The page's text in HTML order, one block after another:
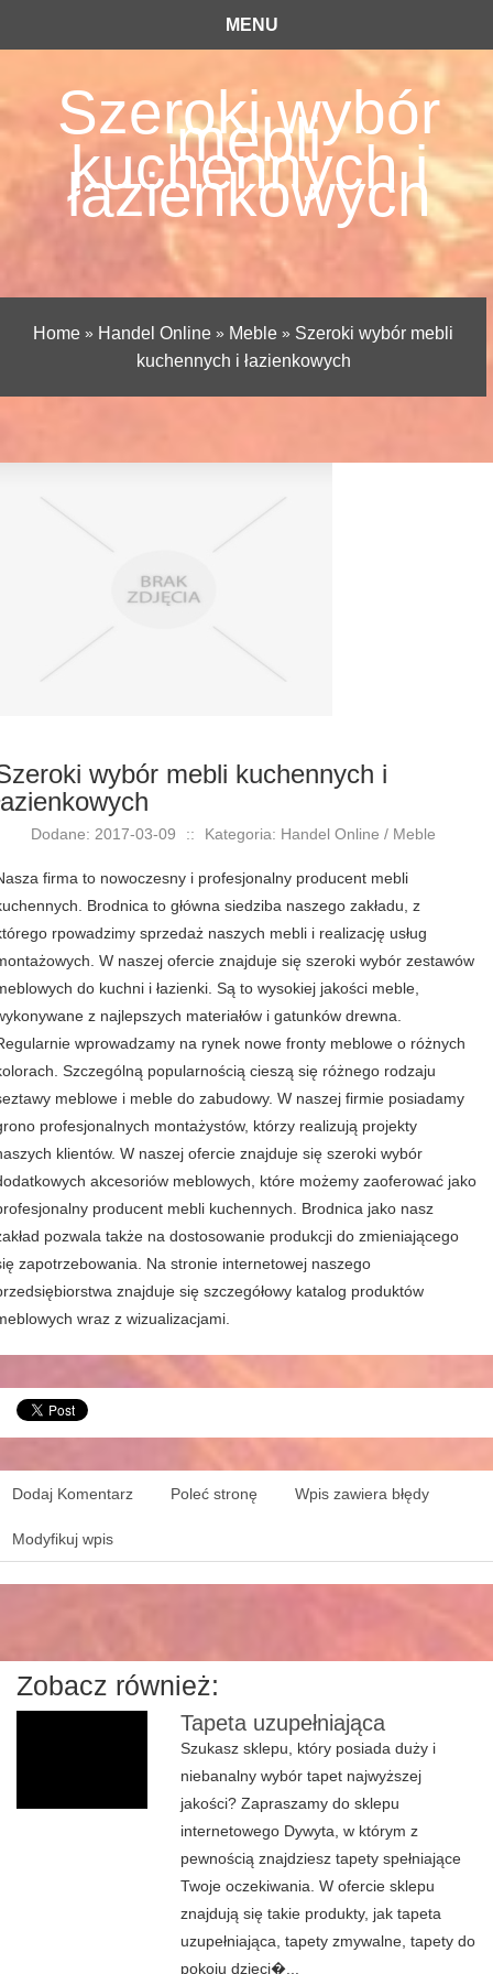
MENU
Szeroki wybór
mebli
kuchennych i
łazienkowych
Home » Handel Online » Meble » Szeroki wybór mebli
kuchennych i łazienkowych
wybór mebli kuchennych i
Dodane: 2017-03-09 :: Kategoria: Handel Online / Meble
firma to nowoczesny i profesjonalny producent mebli
Brodnica to główna siedziba naszego zakładu, z
rpowadzimy sprzedaż naszych mebli i realizację usług
W naszej ofercie znajduje się szeroki wybór zestawów
do kuchni i łazienki. Są to wysokiej jakości meble,
z najlepszych materiałów i gatunków drewna.
wprowadzamy na rynek nowe fronty meblowe o różnych
Szczególną popularnością cieszą się różnego rodzaju
meblowe i meble do zabudowy. W naszej firmie posiadamy
profesjonalnych montażystów, którzy realizują projekty
klientów. W naszej ofercie znajduje się szeroki wybór
akcesoriów meblowych, które możemy zaoferować jako
producent mebli kuchennych. Brodnica jako nasz
pozwala także na dostosowanie produkcji do zmieniającego
zapotrzebowania. Na stronie internetowej naszego
znajduje się szczegółowy katalog produktów
wraz z wizualizacjami.
Dodaj Komentarz Poleć stronę Wpis zawiera błędy
Modyfikuj wpis
Zobacz również:
Tapeta uzupełniająca
Szukasz sklepu, który posiada duży i
niebanalny wybór tapet najwyższej
jakości? Zapraszamy do sklepu
internetowego Dywyta, w którym z
pewnością znajdziesz tapety spełniające
Twoje oczekiwania. W ofercie sklepu
znajdują się takie produkty, jak tapeta
uzupełniająca, tapety zmywalne, tapety do
pokoju dzieci�...